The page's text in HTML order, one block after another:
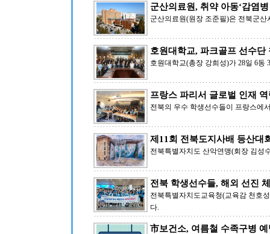
군산의료원, 취약 아동‘감염
군산의료원(원장 조준필)은 전북군
호원대학교, 파크골프 선수단
호원대학교(총장 강희성)가 28일 6동
프랑스 파리서 글로벌 인재
전북의 우수 학생선수들이 프랑스에
제11회 전북도지사배 등산대
전북특별자치도 산악연맹(회장 김성
전북 학생선수들, 해외 선진
전북특별자치도교육청(교육감 천호
다.
市보건소, 여름철 수족구병